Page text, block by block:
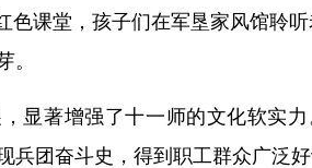
色课堂，孩子们在军垦家风馆聆
。
显著增强了十一师的文化软实
兵团奋斗史，得到职工群众广泛好